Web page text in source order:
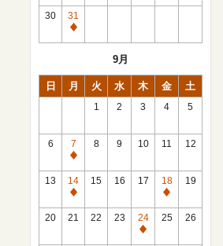
館
日
30
31
休
9月
日 月 火 水 木 金 土
1 2 3 4 5
6
7
休
館
日
8 9 10 11 12
13
14
休
館
15 16 17
18
休
館
19
20 21 22 23
24
休
25 26